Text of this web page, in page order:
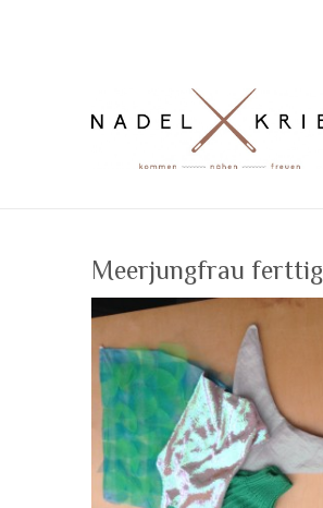
Meerjungfrau ferttig